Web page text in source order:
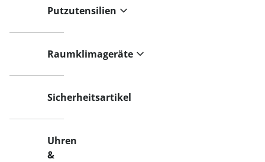
Putzutensilien
Raumklimageräte
Sicherheitsartikel
Uhren
&